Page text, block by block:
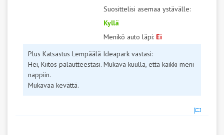
Suosittelisi asemaa ystävälle:
Kyllä
Menikö auto läpi: Ei
Plus Katsastus Lempäälä Ideapark vastasi:
Hei, Kiitos palautteestasi. Mukava kuulla, että kaikki meni
nappiin.
Mukavaa kevättä.